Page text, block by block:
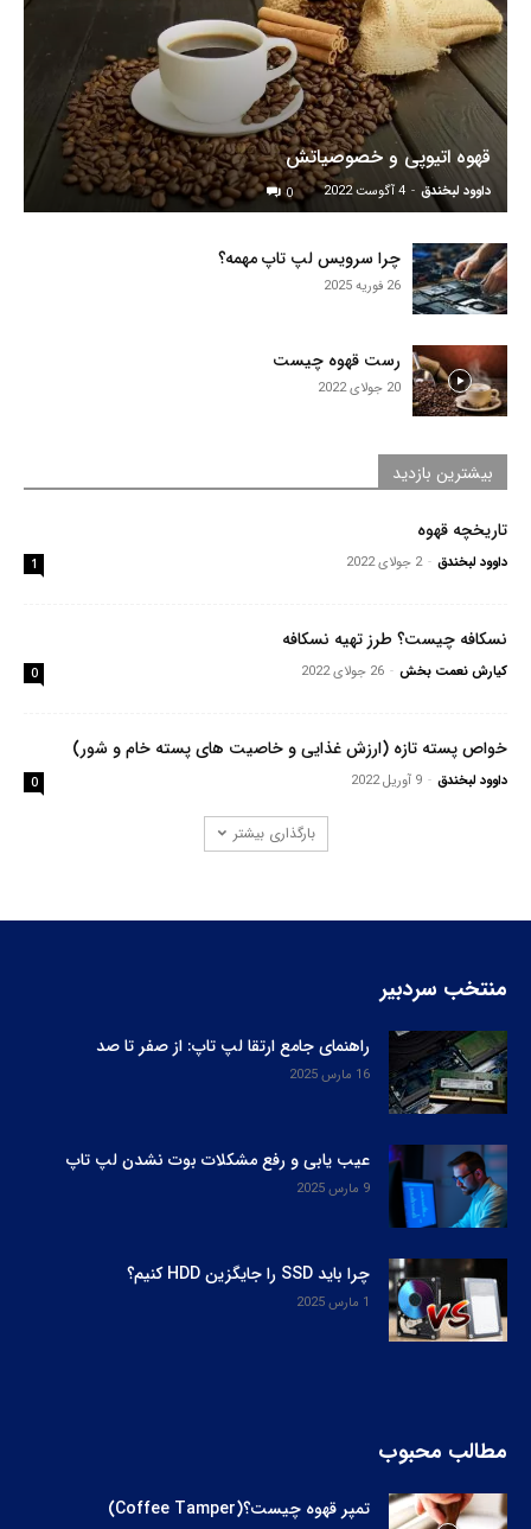
قهوه اتیوپی و خصوصیاتش
داوود لبخندق - 4 آگوست 2022 0
چرا سرویس لپ‌ تاپ مهمه؟
26 فوریه 2025
رست قهوه چیست
20 جولای 2022
بیشترین بازدید
تاریخچه قهوه
داوود لبخندق - 2 جولای 2022 1
نسکافه چیست؟ طرز تهیه نسکافه
کیارش نعمت بخش - 26 جولای 2022 0
خواص پسته تازه (ارزش غذایی و خاصیت های پسته خام و شور)
داوود لبخندق - 9 آوریل 2022 0
بارگذاری بیشتر
منتخب سردبیر
راهنمای جامع ارتقا لپ‌ تاپ: از صفر تا صد
16 مارس 2025
عیب یابی و رفع مشکلات بوت نشدن لپ‌ تاپ
9 مارس 2025
چرا باید SSD را جایگزین HDD کنیم؟
1 مارس 2025
مطالب محبوب
تمپر قهوه چیست؟(Coffee Tamper)